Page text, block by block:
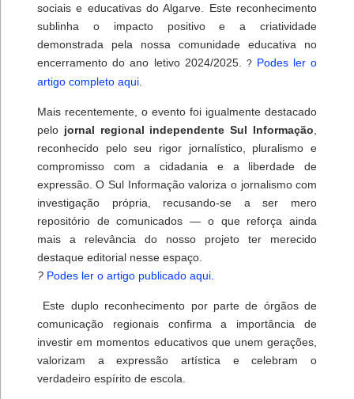
sociais e educativas do Algarve. Este reconhecimento
sublinha o impacto positivo e a criatividade
demonstrada pela nossa comunidade educativa no
encerramento do ano letivo 2024/2025.? Podes ler o
artigo completo aqui.
Mais recentemente, o evento foi igualmente destacado
pelojornal regional independente Sul Informação
reconhecido pelo seu rigor jornalístico, pluralismo e
compromisso com a cidadania e a liberdade de
expressão. O Sul Informação valoriza o jornalismo com
investigação própria, recusando-se a ser mero
repositório de comunicados — o que reforça ainda
mais a relevância do nosso projeto ter merecido
destaque editorial nesse espaço.
? Podes ler o artigo publicado aqui.
Este duplo reconhecimento por parte de órgãos de
comunicação regionais confirma a importância de
investir em momentos educativos que unem gerações,
valorizam a expressão artística e celebram o
verdadeiro espírito de escola.